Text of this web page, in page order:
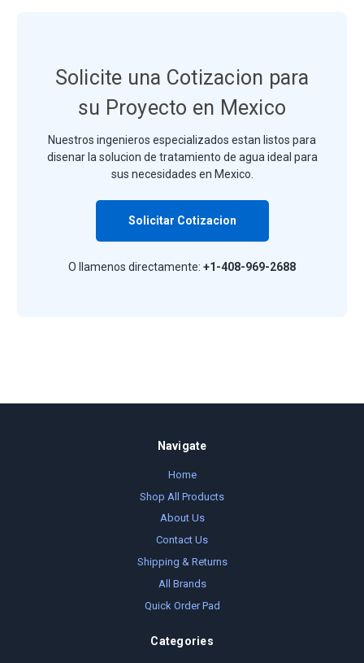
Solicite una Cotizacion para
su Proyecto en Mexico
Nuestros ingenieros especializados estan listos para
disenar la solucion de tratamiento de agua ideal para
sus necesidades en Mexico.
Solicitar Cotizacion
O llamenos directamente: +1-408-969-2688
Navigate
Home
Shop All Products
About Us
Contact Us
Shipping & Returns
All Brands
Quick Order Pad
Categories